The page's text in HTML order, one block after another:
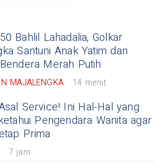
Bahlil Lahadalia, Golkar
Santuni Anak Yatim dan
Merah Putih
MAJALENGKA 14 menit
Service! Ini Hal-Hal yang
Pengendara Wanita agar
Prima
7 jam